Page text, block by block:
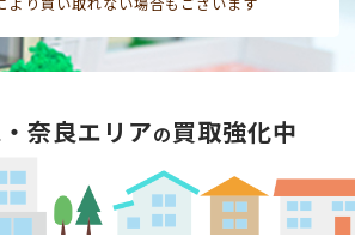
奈良エリアの買取強化中